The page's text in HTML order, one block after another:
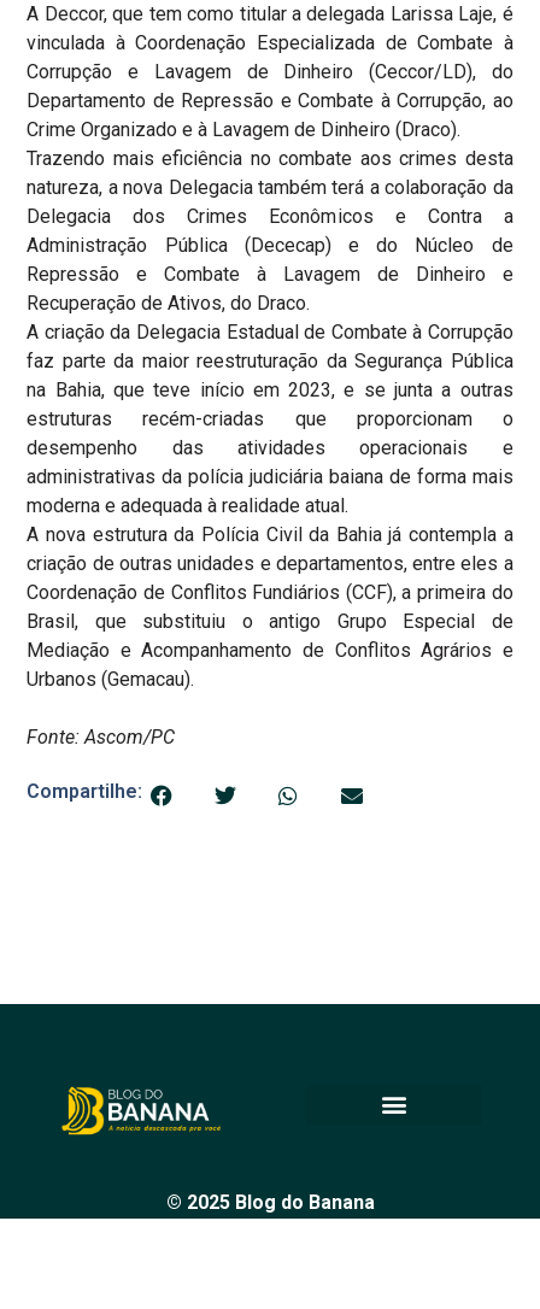
A Deccor, que tem como titular a delegada Larissa Laje, é
vinculada à Coordenação Especializada de Combate à
Corrupção e Lavagem de Dinheiro (Ceccor/LD), do
Departamento de Repressão e Combate à Corrupção, ao
Crime Organizado e à Lavagem de Dinheiro (Draco).
Trazendo mais eficiência no combate aos crimes desta
natureza, a nova Delegacia também terá a colaboração da
Delegacia dos Crimes Econômicos e Contra a
Administração Pública (Dececap) e do Núcleo de
Repressão e Combate à Lavagem de Dinheiro e
Recuperação de Ativos, do Draco.
A criação da Delegacia Estadual de Combate à Corrupção
faz parte da maior reestruturação da Segurança Pública
na Bahia, que teve início em 2023, e se junta a outras
estruturas recém-criadas que proporcionam o
desempenho das atividades operacionais e
administrativas da polícia judiciária baiana de forma mais
moderna e adequada à realidade atual.
A nova estrutura da Polícia Civil da Bahia já contempla a
criação de outras unidades e departamentos, entre eles a
Coordenação de Conflitos Fundiários (CCF), a primeira do
Brasil, que substituiu o antigo Grupo Especial de
Mediação e Acompanhamento de Conflitos Agrários e
Urbanos (Gemacau).
Fonte: Ascom/PC
Compartilhe:
© 2025 Blog do Banana